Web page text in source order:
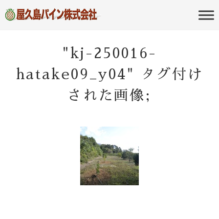
屋久島パイン
株式会社
のポータルサイト
"kj-250016-
hatake09_y04" タグ付け
された画像;